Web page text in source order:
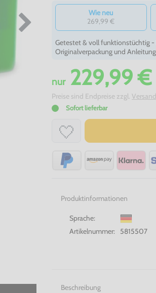
Wie neu
269,99 €
Getestet & voll funktionstüchtig
Originalverpackung und
nur229,99 €
Preise sind Endpreise zzgl.
Sofort lieferbar
Produktinformationen
Sprache:
Artikelnummer:
5815507
Beschreibung